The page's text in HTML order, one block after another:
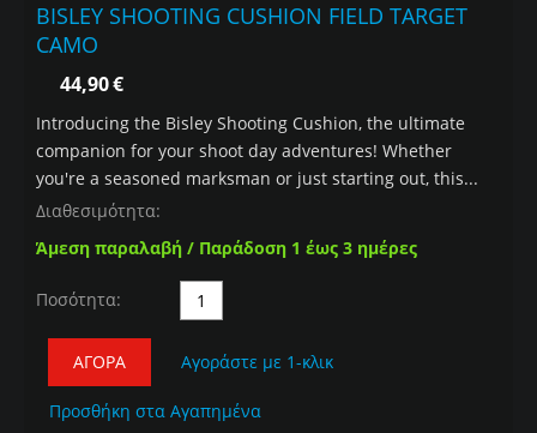
BISLEY SHOOTING CUSHION FIELD TARGET
CAMO
44,90€
Introducing the Bisley Shooting Cushion, the ultimate
companion for your shoot day adventures! Whether
you're a seasoned marksman or just starting out, this...
Διαθεσιμότητα:
Άμεση παραλαβή / Παράδοση 1 έως 3 ημέρες
Ποσότητα:
ΑΓΟΡΆ Αγοράστε με 1-κλικ
Προσθήκη στα Αγαπημένα